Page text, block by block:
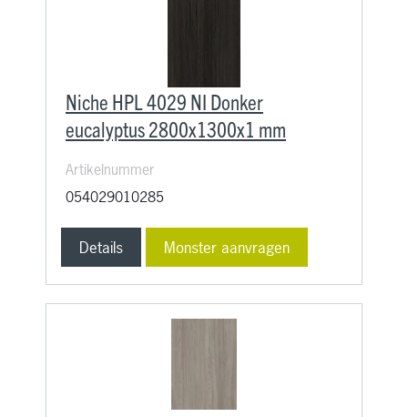
Niche HPL 4029 NI Donker
eucalyptus 2800x1300x1 mm
Artikelnummer
054029010285
Details Monster aanvragen